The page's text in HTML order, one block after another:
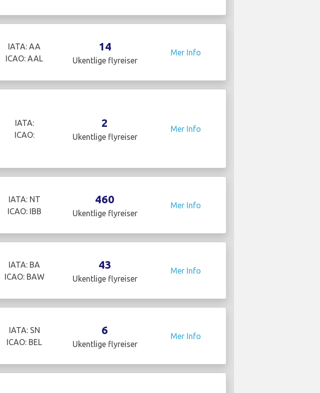
IATA: AA
ICAO: AAL
14
Ukentlige flyreiser
Mer Info
IATA:
ICAO:
2
Ukentlige flyreiser
Mer Info
IATA: NT
ICAO: IBB
460
Ukentlige flyreiser
Mer Info
IATA: BA
ICAO: BAW
43
Ukentlige flyreiser
Mer Info
IATA: SN
ICAO: BEL
6
Ukentlige flyreiser
Mer Info